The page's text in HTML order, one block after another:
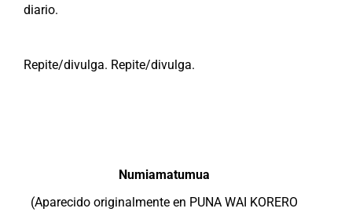
diario.
Repite/divulga. Repite/divulga.
Numiamatumua
(Aparecido originalmente en PUNA WAI KORERO